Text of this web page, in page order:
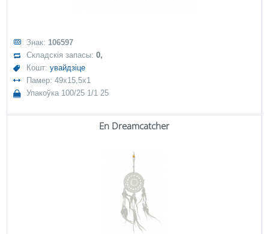
Знак: 106597
Складскія запасы:0,
Кошт:увайдзіце
Памер: 49x15,5x1
Упакоўка 100/25 1/1 25
En Dreamcatcher